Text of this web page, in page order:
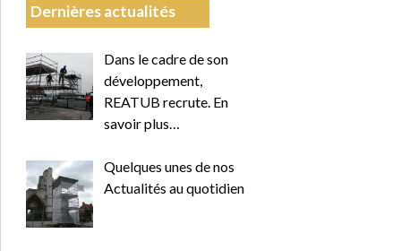
Dernières actualités
Dans le cadre de son
développement,
REATUB recrute. En
savoir plus…
Quelques unes de nos
Actualités au quotidien